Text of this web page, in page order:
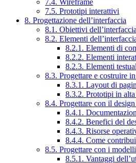
7.4. Wireframe
7.5. Prototipi interattivi
8. Progettazione dell’interfaccia
8.1. Obiettivi dell’interfaccia
8.2. Elementi
8.2.1. Elementi di
8.2.2. Elementi
8.2.3. Elementi
8.3. Progettare e costruire
8.3.1. Layout di
8.3.2. Prototipi in alta
8.4. Progettare con il
8.4.1.
8.4.2. Benefici del
8.4.3. Risorse
8.4.4. Come
8.5. Progettare con i
8.5.1. Vantaggi